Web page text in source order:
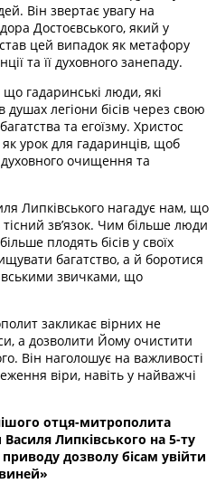
Він звертає увагу на
Достоєвського, який у
цей випадок як метафору
та її духовного занепаду.
гадаринські люди, які
душах легіони бісів через свою
та егоїзму. Христос
урок для гадаринців, щоб
духовного очищення та
Липківського нагадує нам, що
зв’язок. Чим більше люди
плодять бісів у своїх
багатство, а й боротися
звичками, що
закликає вірних не
а дозволити Йому очистити
Він наголошує на важливості
віри, навіть у найважчі
отця-митрополита
Василя Липківського на 5-ту
дозволу бісам увійти